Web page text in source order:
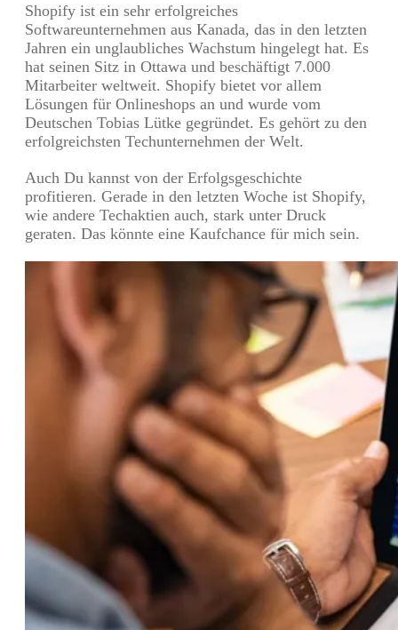
Shopify ist ein sehr erfolgreiches
Softwareunternehmen aus Kanada, das in den letzten
Jahren ein unglaubliches Wachstum hingelegt hat. Es
hat seinen Sitz in Ottawa und beschäftigt 7.000
Mitarbeiter weltweit. Shopify bietet vor allem
Lösungen für Onlineshops an und wurde vom
Deutschen Tobias Lütke gegründet. Es gehört zu den
erfolgreichsten Techunternehmen der Welt.
Auch Du kannst von der Erfolgsgeschichte
profitieren. Gerade in den letzten Woche ist Shopify,
wie andere Techaktien auch, stark unter Druck
geraten. Das könnte eine Kaufchance für mich sein.